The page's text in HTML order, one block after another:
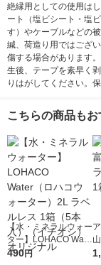
絶縁用としての使用は
ート（塩ビシート・塩
す）やケーブルなどの
緘、荷造り用ではござ
傷する場合があります
生後、テープを素早く
りはがしてください。
こちらの商品も
【水・ミネラルウォー
ター】LOHACO Wate
r（ロハコウォータ
490円